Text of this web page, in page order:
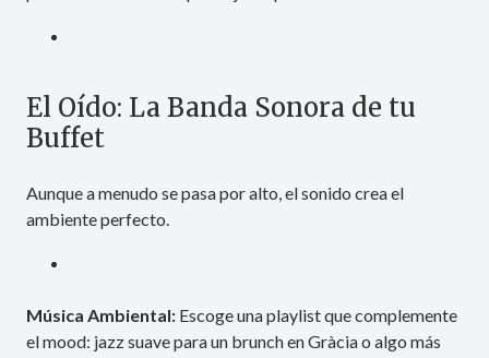
El Oído: La Banda Sonora de tu
Buffet
Aunque a menudo se pasa por alto, el sonido crea el
ambiente perfecto.
Música Ambiental: Escoge una playlist que complemente
el mood: jazz suave para un brunch en Gràcia o algo más